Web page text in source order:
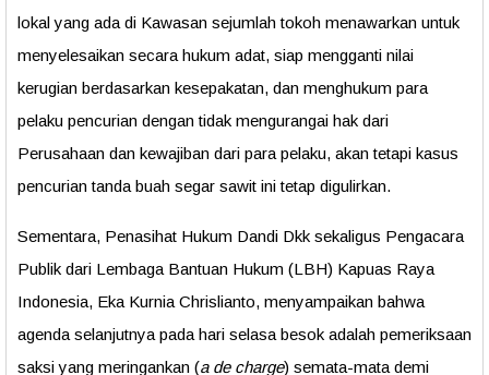
lokal yang ada di Kawasan sejumlah tokoh menawarkan untuk
menyelesaikan secara hukum adat, siap mengganti nilai
kerugian berdasarkan kesepakatan, dan menghukum para
pelaku pencurian dengan tidak mengurangai hak dari
Perusahaan dan kewajiban dari para pelaku, akan tetapi kasus
pencurian tanda buah segar sawit ini tetap digulirkan.
Sementara, Penasihat Hukum Dandi Dkk sekaligus Pengacara
Publik dari Lembaga Bantuan Hukum (LBH) Kapuas Raya
Indonesia, Eka Kurnia Chrislianto, menyampaikan bahwa
agenda selanjutnya pada hari selasa besok adalah pemeriksaan
saksi yang meringankan (a de charge) semata-mata demi